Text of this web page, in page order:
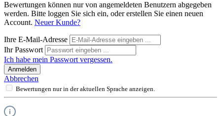
Bewertungen können nur von angemeldeten Benutzern abgegeben
werden. Bitte loggen Sie sich ein, oder erstellen Sie einen neuen
Account. Neuer Kunde?
Ihre E-Mail-Adresse
Ihr Passwort
Ich habe mein Passwort vergessen.
Anmelden
Abbrechen
Bewertungen nur in der aktuellen Sprache anzeigen.